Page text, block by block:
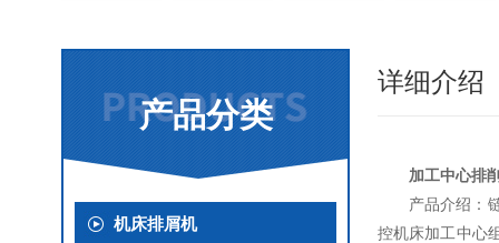
产品分类
机床排屑机
详细介绍
加工中心排
产品介绍：
控机床加工中心